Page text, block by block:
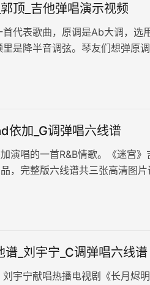
顶_吉他弹唱演示视频
代表歌曲，原调是Ab大调，选
里是降半音调弦。琴友们想弹原
依加_G调弹唱六线谱
演唱的一首R&B情歌。《迷宫
，完整版六线谱共三张高清图片
_刘宇宁_C调弹唱六线谱
宇宁献唱热播电视剧《长月烬